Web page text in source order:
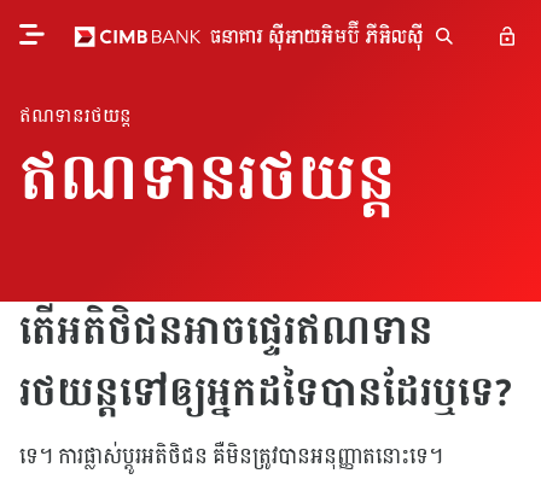
ឥណទានរថយន្ត
ឥណទានរថយន្ត
តើអតិថិជនអាចផ្ទេរឥណទាន
រថយន្តទៅឲ្យអ្នកដទៃបានដែរឬទេ?
ទេ។ ការផ្លាស់ប្តូរអតិថិជន គឺមិនត្រូវបានអនុញ្ញាតនោះទេ។